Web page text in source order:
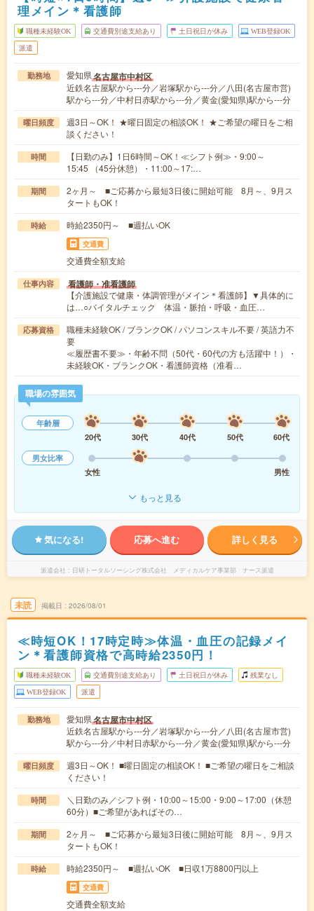
理メイン＊看護師
職種未経験OK 交通費別途支給あり 土日祝日が休み WEB登録OK
派遣
勤務地 愛知県名古屋市中村区
近鉄名古屋駅から---分／岩塚駅から---分／八田(名古屋市営)
駅から---分／中村日赤駅から---分／黄金(愛知県)駅から---分
曜日頻度
週3日～OK！ ★曜日固定の相談OK！ ★ご希望の曜日をご相
談ください！
時間
【日勤のみ】1日6時間～OK！≪シフト例≫・9:00～
15:45 （45分休憩）・11:00～17:…
期間
2ヶ月～ ■ご応募から最短3日後に開始可能 8月～、9月ス
タートもOK！
時給 時給2350円～ ■週払いOK
交通費
交通費全額支給
仕事内容 看護師・准看護師
【介護施設で健康・体調管理がメイン＊看護師】▼具体的に
は…○バイタルチェック 体温・脈拍・呼吸・血圧…
応募資格
職種未経験OK / ブランクOK / パソコンスキル不要 / 英語力不
要
≪履歴書不要≫・年齢不問（50代・60代の方も活躍中！）・
未経験OK・ブランクOK・看護師資格（准看…
職場の雰囲気
年齢層
20代
30代 40代 50代
60代
男女比率
女性
男性
もっと見る
気になる! 応募へ進む 詳しく見る
派遣会社 日研トータルソーシング株式会社 メディカルケア事業部 ナース派遣
未読 掲載日 2026/08/01
≪時短OK！17時定時≫体温・血圧の記録メイ
ン＊看護師資格で高時給2350円！
職種未経験OK 交通費別途支給あり 土日祝日が休み 残業なし
WEB登録OK 派遣
勤務地 愛知県名古屋市中村区
近鉄名古屋駅から---分／岩塚駅から---分／八田(名古屋市営)
駅から---分／中村日赤駅から---分／黄金(愛知県)駅から---分
曜日頻度
週3日～OK！ ■曜日固定の相談OK！ ■ご希望の曜日をご相談
ください！
時間
＼日勤のみ／シフト例・10:00～15:00・9:00～17:00（休憩
60分）■ご希望があればその…
期間
2ヶ月～ ■ご応募から最短3日後に開始可能 8月～、9月ス
タートもOK！
時給 時給2350円～ ■週払いOK ■日収1万8800円以上
交通費
交通費全額支給